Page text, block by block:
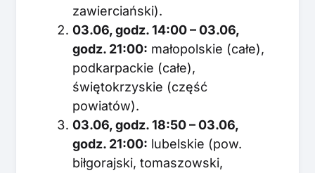
zawierciański).
03.06, godz. 14:00 – 03.06,
godz. 21:00: małopolskie (całe),
podkarpackie (całe),
świętokrzyskie (część
powiatów).
03.06, godz. 18:50 – 03.06,
godz. 21:00: lubelskie (pow.
biłgorajski, tomaszowski,